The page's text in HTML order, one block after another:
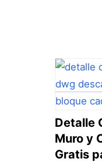
Detalle
Muro y
Gratis